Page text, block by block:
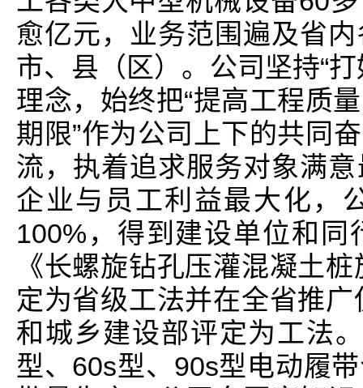
愈亿元，业务范围遍及省
市、县（区）。公司坚持“
理念，始终把“提高工程质
期限”作为公司上下的共同
流，执着追求服务对象满
企业与员工利益最大化，
100%，得到建设单位和
《长螺旋钻孔压灌混凝土
定为省级工法并在全省推
和城乡建设部评定为工法
型、60s型、90s型电动履